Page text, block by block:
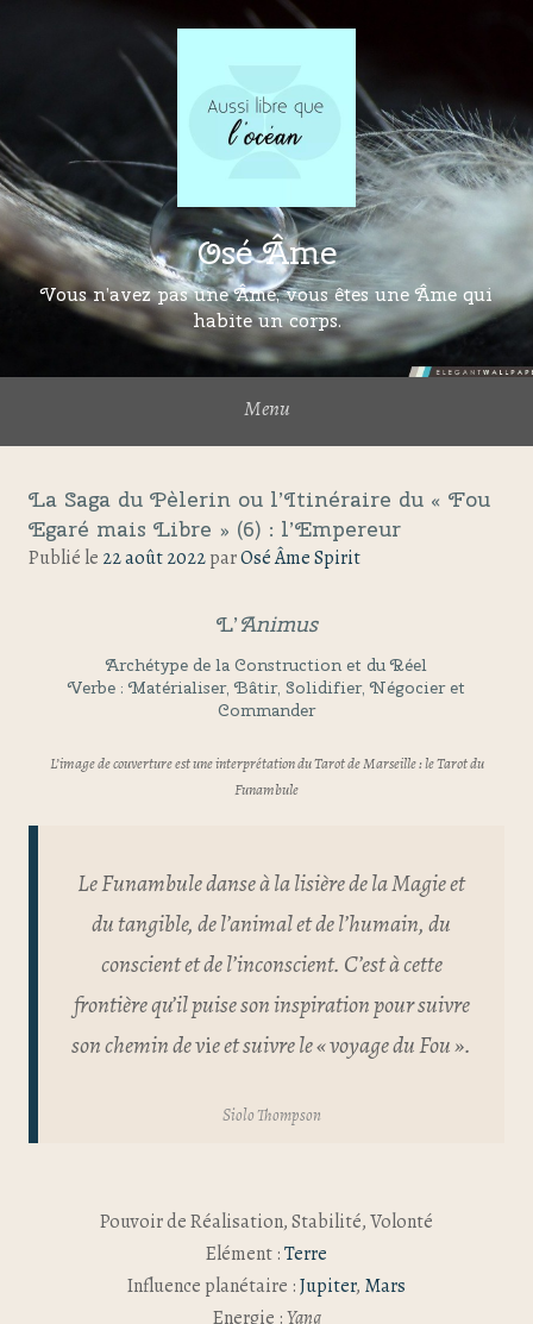
Osé Âme
Vous n’avez pas une Âme, vous êtes une Âme qui
habite un corps.
Menu
La Saga du Pèlerin ou l’Itinéraire du « Fou
Egaré mais Libre » (6) : l’Empereur
Publié le 22 août 2022parOsé Âme Spirit
L’Animus
Archétype de la Construction et du Réel
Verbe : Matérialiser, Bâtir, Solidifier, Négocier et
Commander
L’image de couverture est une interprétation du Tarot de Marseille : le Tarot du
Funambule
Le Funambule danse à la lisière de la Magie et
du tangible, de l’animal et de l’humain, du
conscient et de l’inconscient. C’est à cette
frontière qu’il puise son inspiration pour suivre
son chemin de vie et suivre le « voyage du Fou ».
Siolo Thompson
Pouvoir de Réalisation, Stabilité, Volonté
Elément :Terre
Influence planétaire :Jupiter, Mars
Energie :Yang